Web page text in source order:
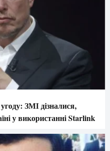
ЗМІ дізналися,
у використанні Starlink